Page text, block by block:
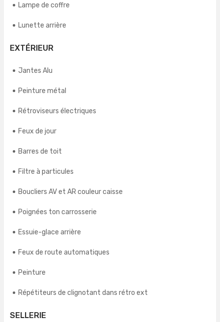
Lampe de coffre
Lunette arrière
EXTÉRIEUR
Jantes Alu
Peinture métal
Rétroviseurs électriques
Feux de jour
Barres de toit
Filtre à particules
Boucliers AV et AR couleur caisse
Poignées ton carrosserie
Essuie-glace arrière
Feux de route automatiques
Peinture
Répétiteurs de clignotant dans rétro ext
SELLERIE